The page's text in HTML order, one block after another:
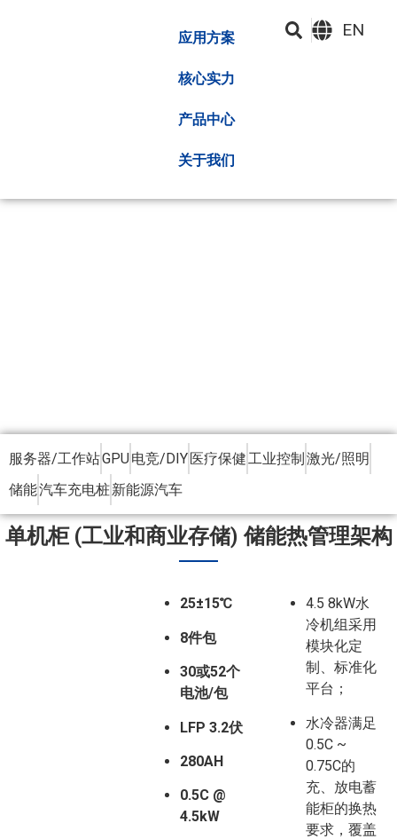
应用方案
核心实力
产品中心
关于我们
EN
服务器/工作站GPU电竞/DIY医疗保健工业控制激光/照明
储能汽车充电桩新能源汽车
单机柜 (工业和商业存储) 储能热管理架构
25±15℃
8件包
30或52个
电池/包
LFP 3.2伏
280AH
0.5C @
4.5kW
4.5 8kW水
冷机组采用
模块化定
制、标准化
平台；
水冷器满足
0.5C ~
0.75C的
充、放电蓄
能柜的换热
要求，覆盖